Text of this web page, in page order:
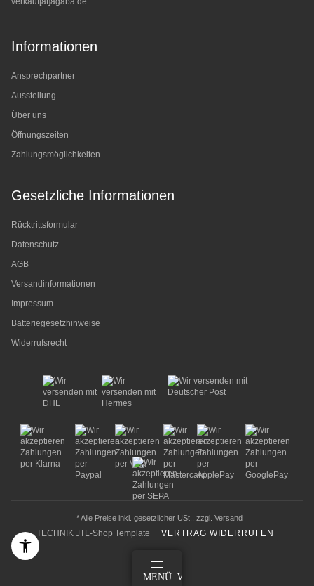
Informationen
Ansprechpartner
Ausstellung
Über uns
Öffnungszeiten
Zahlungsmöglichkeiten
Gesetzliche Informationen
Rücktrittsformular
Datenschutz
AGB
Versandinformationen
Impressum
Batteriegesetzhinweise
Widerrufsrecht
* Alle Preise inkl. gesetzlicher USt., zzgl. Versand
TECHNIK JTL-Shop Template VERTRAG WIDERRUFEN
MENÜ WARENKORB